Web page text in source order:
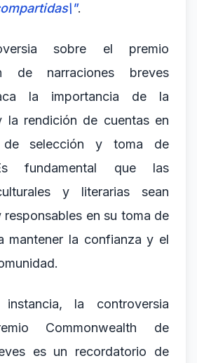
.
sobre el premio
de narraciones breves
la importancia de la
la rendición de cuentas en
de selección y toma de
fundamental que las
y literarias sean
responsables en su toma de
mantener la confianza y el
la controversia
Commonwealth de
es un recordatorio de